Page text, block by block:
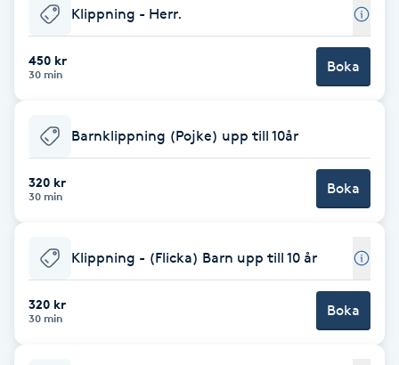
Babylights
Balayage
Bambumassage
Barber
Barnklippning
BIAB
Klippning - Herr.
450 kr
30 min Boka
Barnklippning (Pojke) upp till 10år
320 kr
30 min Boka
Klippning - (Flicka) Barn upp till 10 år
320 kr
30 min Boka